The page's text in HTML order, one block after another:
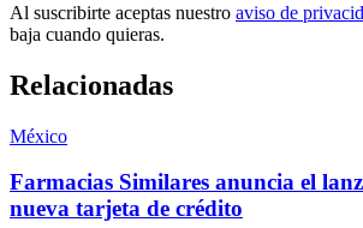
Al suscribirte aceptas nuestro aviso de
baja cuando quieras.
Relacionadas
México
Farmacias Similares anuncia el
nueva tarjeta de crédito